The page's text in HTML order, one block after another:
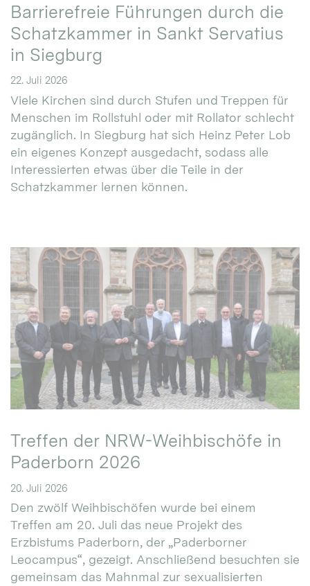
Barrierefreie Führungen durch die
Schatzkammer in Sankt Servatius
in Siegburg
22. Juli 2026
Viele Kirchen sind durch Stufen und Treppen für
Menschen im Rollstuhl oder mit Rollator schlecht
zugänglich. In Siegburg hat sich Heinz Peter Lob
ein eigenes Konzept ausgedacht, sodass alle
Interessierten etwas über die Teile in der
Schatzkammer lernen können.
Treffen der NRW-Weihbischöfe in
Paderborn 2026
20. Juli 2026
Den zwölf Weihbischöfen wurde bei einem
Treffen am 20. Juli das neue Projekt des
Erzbistums Paderborn, der „Paderborner
Leocampus“, gezeigt. Anschließend besuchten sie
gemeinsam das Mahnmal zur sexualisierten